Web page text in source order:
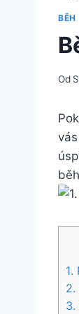
BĚH
Od
1.
2.
3.